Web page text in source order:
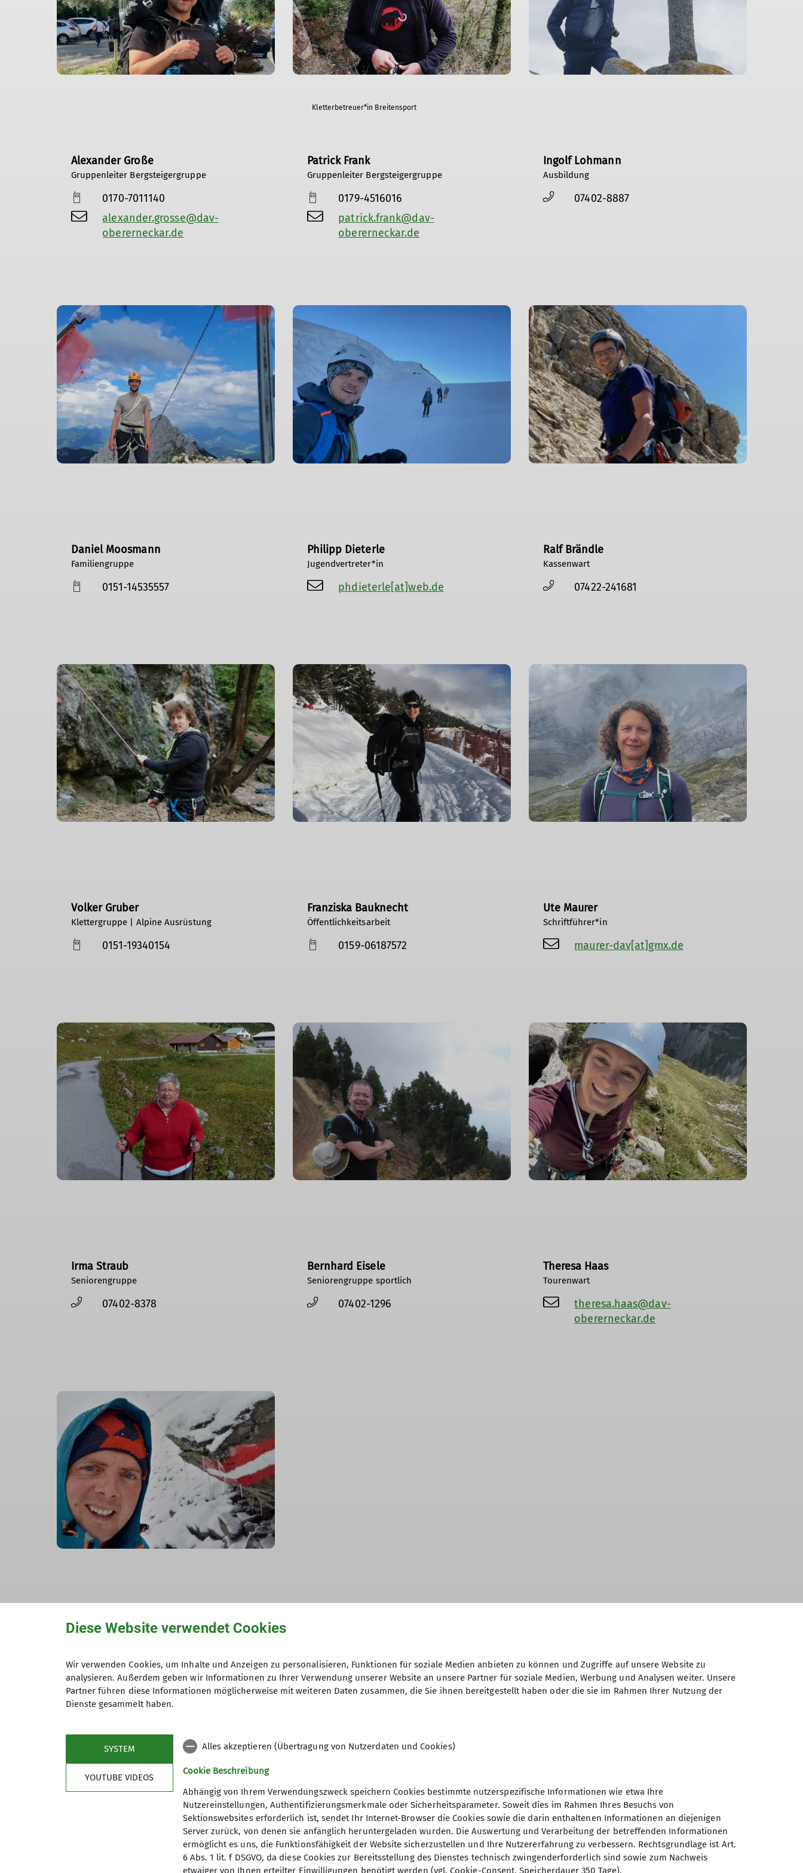
Alexander Große
Gruppenleiter Bergsteigergruppe
0170-7011140
alexander.grosse@dav-
obererneckar.de
Kletterbetreuer*in Breitensport
Patrick Frank
Gruppenleiter Bergsteigergruppe
0179-4516016
patrick.frank@dav-
obererneckar.de
Ingolf Lohmann
Ausbildung
07402-8887
Daniel Moosmann
Familiengruppe
0151-14535557
Philipp Dieterle
Jugendvertreter*in
phdieterle[at]web.de
Ralf Brändle
Kassenwart
07422-241681
Volker Gruber
Klettergruppe | Alpine Ausrüstung
0151-19340154
Franziska Bauknecht
Öffentlichkeitsarbeit
0159-06187572
Ute Maurer
Schriftführer*in
maurer-dav[at]gmx.de
Irma Straub
Seniorengruppe
07402-8378
Bernhard Eisele
Seniorengruppe sportlich
07402-1296
Theresa Haas
Tourenwart
theresa.haas@dav-
obererneckar.de
Tobias Dieterle
0171 3890337
tobias.dieterle@dav-
obererneckar.de
Sektion Oberer Neckar des
Deutschen Alpenvereins e.V.
Diese Website verwendet Cookies
Wir verwenden Cookies, um Inhalte und Anzeigen zu personalisieren, Funktionen für soziale Medien anbieten zu können und Zugriffe auf unsere Website zu
analysieren. Außerdem geben wir Informationen zu Ihrer Verwendung unserer Website an unsere Partner für soziale Medien, Werbung und Analysen weiter. Unsere
Partner führen diese Informationen möglicherweise mit weiteren Daten zusammen, die Sie ihnen bereitgestellt haben oder die sie im Rahmen Ihrer Nutzung der
Dienste gesammelt haben.
SYSTEM
YOUTUBE VIDEOS
Alles akzeptieren (Übertragung von Nutzerdaten und Cookies)
Cookie Beschreibung
Abhängig von Ihrem Verwendungszweck speichern Cookies bestimmte nutzerspezifische Informationen wie etwa Ihre
Nutzereinstellungen, Authentifizierungsmerkmale oder Sicherheitsparameter. Soweit dies im Rahmen Ihres Besuchs von
Sektionswebsites erforderlich ist, sendet Ihr Internet-Browser die Cookies sowie die darin enthaltenen Informationen an diejenigen
Server zurück, von denen sie anfänglich heruntergeladen wurden. Die Auswertung und Verarbeitung der betreffenden Informationen
ermöglicht es uns, die Funktionsfähigkeit der Website sicherzustellen und Ihre Nutzererfahrung zu verbessern. Rechtsgrundlage ist Art.
6 Abs. 1 lit. f DSGVO, da diese Cookies zur Bereitsstellung des Dienstes technisch zwingenderforderlich sind sowie zum Nachweis
etwaiger von Ihnen erteilter Einwilligungen benötigt werden (vgl. Cookie-Consent, Speicherdauer 350 Tage).